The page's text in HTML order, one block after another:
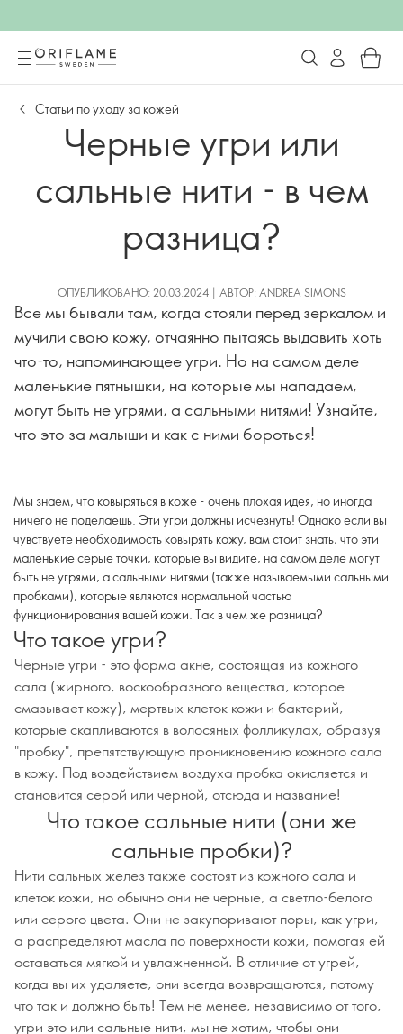
Статьи по уходу за кожей
Черные угри или
сальные нити - в чем
разница?
ОПУБЛИКОВАНО: 20.03.2024 | АВТОР: ANDREA SIMONS
Все мы бывали там, когда стояли перед зеркалом и
мучили свою кожу, отчаянно пытаясь выдавить хоть
что-то, напоминающее угри. Но на самом деле
маленькие пятнышки, на которые мы нападаем,
могут быть не угрями, а сальными нитями! Узнайте,
что это за малыши и как с ними бороться!
Мы знаем, что ковыряться в коже - очень плохая идея, но иногда
ничего не поделаешь. Эти угри должны исчезнуть! Однако если вы
чувствуете необходимость ковырять кожу, вам стоит знать, что эти
маленькие серые точки, которые вы видите, на самом деле могут
быть не угрями, а сальными нитями (также называемыми сальными
пробками), которые являются нормальной частью
функционирования вашей кожи. Так в чем же разница?
Что такое угри?
Черные угри - это форма акне, состоящая из кожного
сала (жирного, воскообразного вещества, которое
смазывает кожу), мертвых клеток кожи и бактерий,
которые скапливаются в волосяных фолликулах, образуя
"пробку", препятствующую проникновению кожного сала
в кожу. Под воздействием воздуха пробка окисляется и
становится серой или черной, отсюда и название!
Что такое сальные нити (они же
сальные пробки)?
Нити сальных желез также состоят из кожного сала и
клеток кожи, но обычно они не черные, а светло-белого
или серого цвета. Они не закупоривают поры, как угри,
а распределяют масла по поверхности кожи, помогая ей
оставаться мягкой и увлажненной. В отличие от угрей,
когда вы их удаляете, они всегда возвращаются, потому
что так и должно быть! Тем не менее, независимо от того,
угри это или сальные нити, мы не хотим, чтобы они